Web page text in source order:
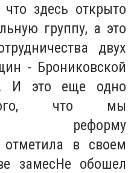
здесь открыто
группу, а это
двух
- Брониковской
И это еще одно
того, что мы
реформу
отметила в своем
замесНе обошел